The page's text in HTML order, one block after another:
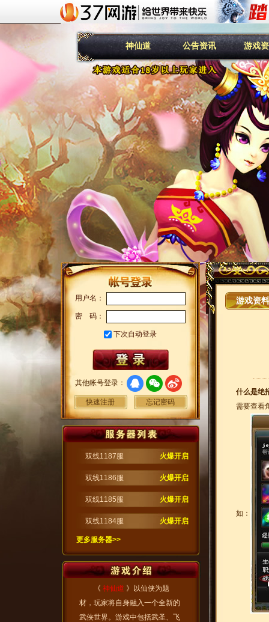
神仙道 公告资讯 游戏
游戏资料
什么是绝
需要查看
如：
用户名：
密 码：
下次自动登录
其他帐号登录：
快速注册 忘记密码
火爆开启
双线1187服
火爆开启
双线1186服
火爆开启
双线1185服
火爆开启
双线1184服
更多服务器>>
《 神仙道 》以仙侠为题
材，玩家将自身融入一个全新的
武侠世界。游戏中包括武圣、飞